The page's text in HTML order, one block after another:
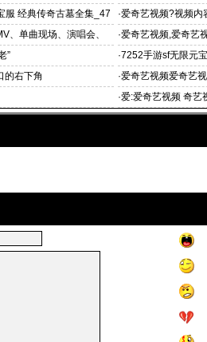
服 经典传奇古墓全集_47
·爱奇艺视频?视频内
卦、雷人搞笑
、单曲现场、演唱会、
·爱奇艺视频,爱奇艺
” ·7252手游sf无限元
典传奇
的右下角 ·爱奇艺视频爱奇艺
·爱:爱奇艺视频 奇艺